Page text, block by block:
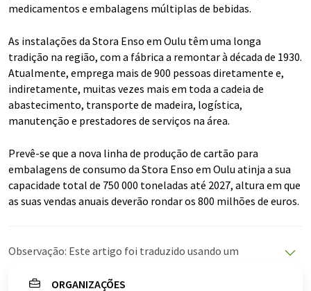
medicamentos e embalagens múltiplas de bebidas.
As instalações da Stora Enso em Oulu têm uma longa
tradição na região, com a fábrica a remontar à década de 1930.
Atualmente, emprega mais de 900 pessoas diretamente e,
indiretamente, muitas vezes mais em toda a cadeia de
abastecimento, transporte de madeira, logística,
manutenção e prestadores de serviços na área.
Prevê-se que a nova linha de produção de cartão para
embalagens de consumo da Stora Enso em Oulu atinja a sua
capacidade total de 750 000 toneladas até 2027, altura em que
as suas vendas anuais deverão rondar os 800 milhões de euros.
Observação: Este artigo foi traduzido usando um
LUMITOS oferece essas traduções automáticas para
ORGANIZAÇÕES